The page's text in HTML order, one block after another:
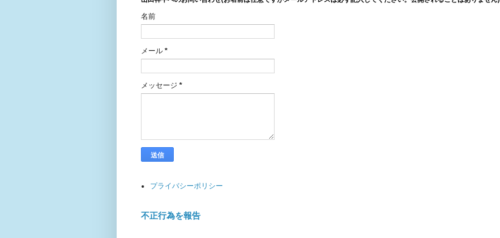
名前
メール *
メッセージ *
プライバシーポリシー
不正行為を報告